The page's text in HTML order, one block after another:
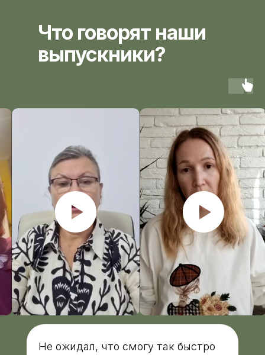
Что говорят наши
выпускники?
Не ожидал, что смогу так быстро
© {year} ООО «МЦ МФО» МОСКВА
Международный центр медицинского
и фармацевтического образования
Политика конфиденциальности
Проверить лицензию
Юридический адрес: 107031, г.Москва, вн.тер.г.
Муниципальный Округ Мещанский, ул Кузнецкий
Мост, д. 19, стр.2
Оферта
kursmedik@yandex.ru
Повышение квалификации
Со средним образованием
С высшим образованием